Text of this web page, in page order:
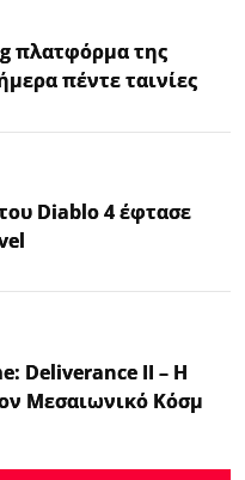
πλατφόρμα της
πέντε ταινίες
Diablo 4 έφτασε
Deliverance II – Η
Μεσαιωνικό Κόσμο